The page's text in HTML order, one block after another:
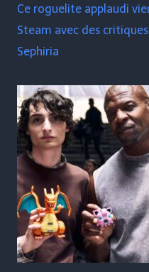
Ce roguelite applaudi
Steam avec des
Sephiria